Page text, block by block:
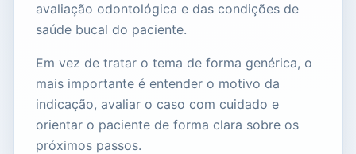
avaliação odontológica e das condições de
saúde bucal do paciente.
Em vez de tratar o tema de forma genérica, o
mais importante é entender o motivo da
indicação, avaliar o caso com cuidado e
orientar o paciente de forma clara sobre os
próximos passos.